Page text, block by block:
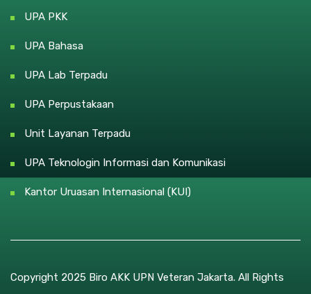
UPA PKK
UPA Bahasa
UPA Lab Terpadu
UPA Perpustakaan
Unit Layanan Terpadu
UPA Teknologin Informasi dan Komunikasi
Kantor Uruasan Internasional (KUI)
Copyright 2025 Biro AKK UPN Veteran Jakarta. All Rights